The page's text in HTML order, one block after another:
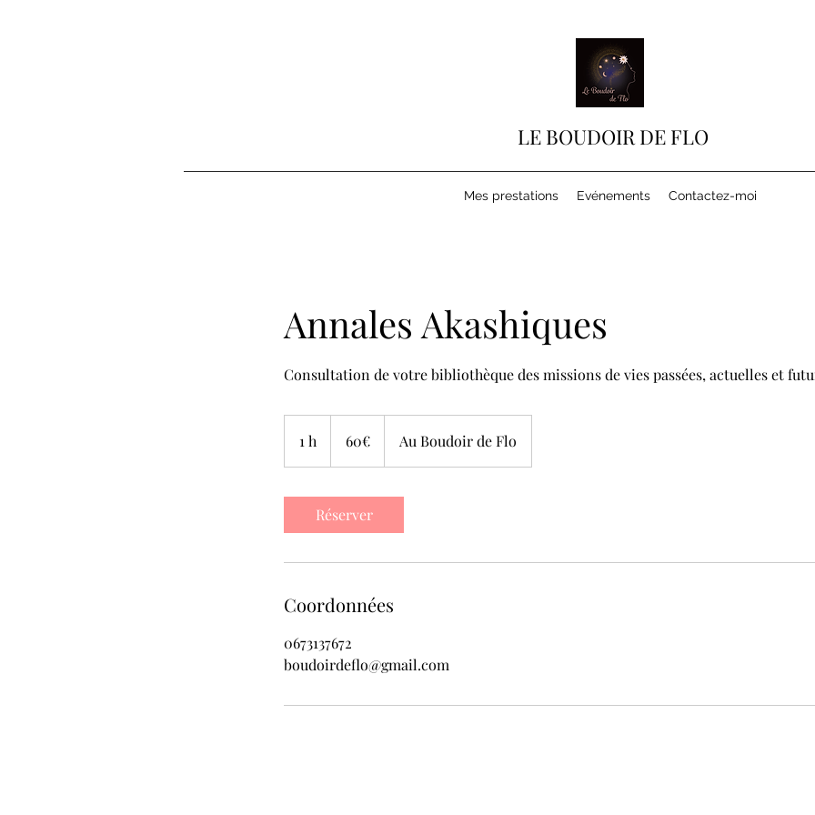
LE BOUDOIR DE FLO
Mes prestations Evénements Contactez-moi
Annales Akashiques
Consultation de votre bibliothèque des missions de vies passées, actuelles et
1 h 60€ Au Boudoir de Flo
Réserver
Coordonnées
0673137672
boudoirdeflo@gmail.com